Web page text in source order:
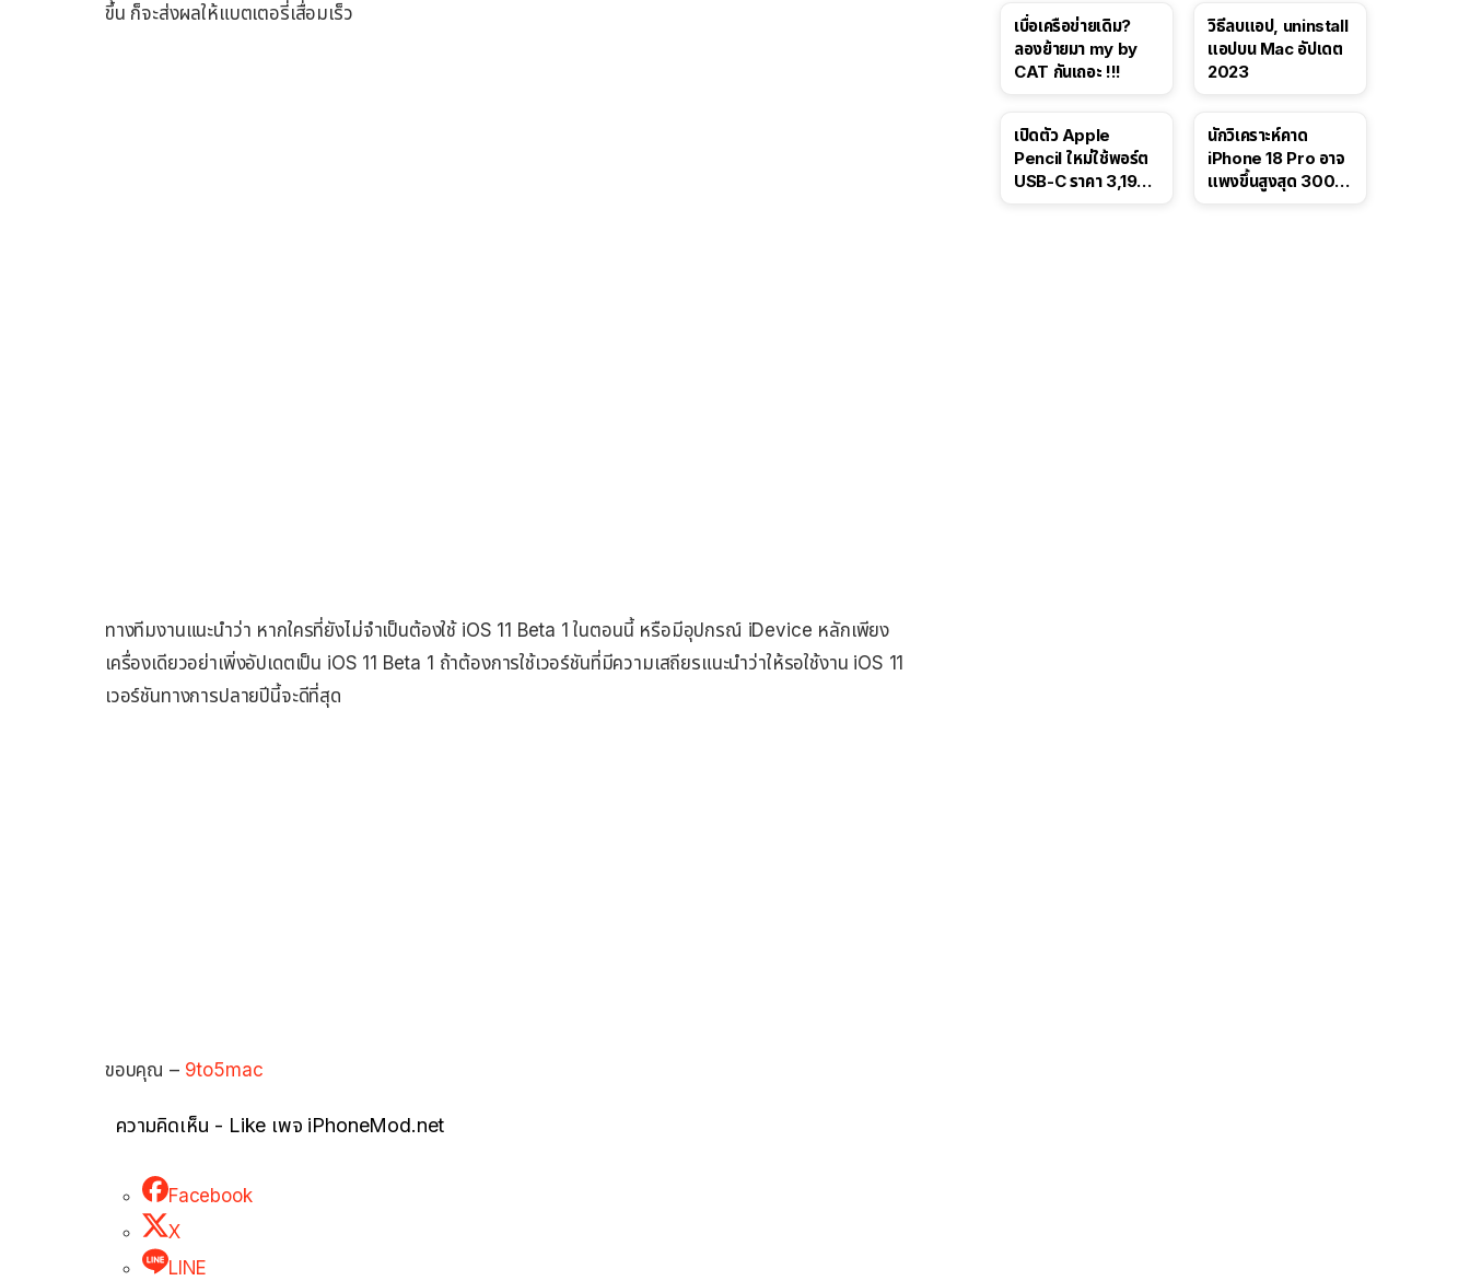
ขึ้น ก็จะส่งผลให้แบตเตอรี่เสื่อมเร็ว
ทางทีมงานแนะนำว่า หากใครที่ยังไม่จำเป็นต้องใช้ iOS 11 Beta 1 ในตอนนี้ หรือมีอุปกรณ์ iDevice หลักเพียง
เครื่องเดียวอย่าเพิ่งอัปเดตเป็น iOS 11 Beta 1 ถ้าต้องการใช้เวอร์ชันที่มีความเสถียรแนะนำว่าให้รอใช้งาน iOS 11
เวอร์ชันทางการปลายปีนี้จะดีที่สุด
ขอบคุณ – 9to5mac
ความคิดเห็น - Like เพจ iPhoneMod.net
Facebook
X
LINE
เบื่อเครือข่ายเดิม?
ลองย้ายมา my by
CAT กันเถอะ !!!
วิธีลบแอป, uninstall
แอปบน Mac อัปเดต
2023
เปิดตัว Apple
Pencil ใหม่ใช้พอร์ต
USB-C ราคา 3,190
นักวิเคราะห์คาด
iPhone 18 Pro อาจ
แพงขึ้นสูงสุด 300